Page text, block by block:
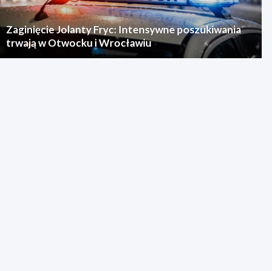
Zaginięcie Jolanty Fryc: Intensywne poszukiwania
trwają w Otwocku i Wrocławiu